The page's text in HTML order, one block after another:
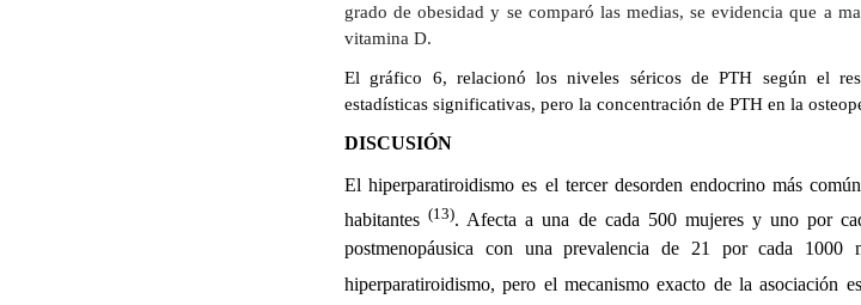
grado de obesidad y se comparó las medias, se evidencia que a
vitamina D.
El gráfico 6, relacionó los niveles séricos de PTH según el
estadísticas significativas, pero la concentración de PTH en la
DISCUSIÓN
El hiperparatiroidismo es el tercer desorden endocrino más
habitantes(13). Afecta a una de cada 500 mujeres y uno por
postmenopáusica con una prevalencia de 21 por cada
hiperparatiroidismo, pero el mecanismo exacto de la asociación